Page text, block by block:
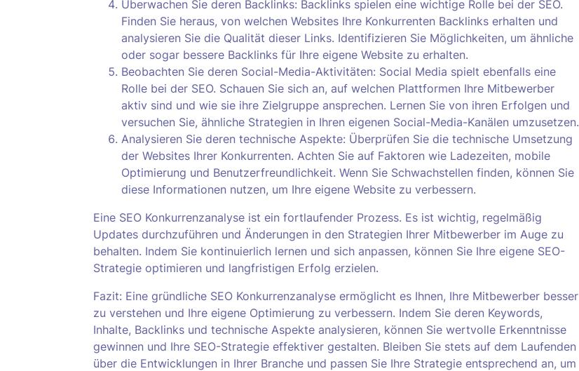
Überwachen Sie deren Backlinks: Backlinks spielen eine wichtige Rolle bei der SEO.
Finden Sie heraus, von welchen Websites Ihre Konkurrenten Backlinks erhalten und
analysieren Sie die Qualität dieser Links. Identifizieren Sie Möglichkeiten, um ähnliche
oder sogar bessere Backlinks für Ihre eigene Website zu erhalten.
Beobachten Sie deren Social-Media-Aktivitäten: Social Media spielt ebenfalls eine
Rolle bei der SEO. Schauen Sie sich an, auf welchen Plattformen Ihre Mitbewerber
aktiv sind und wie sie ihre Zielgruppe ansprechen. Lernen Sie von ihren Erfolgen und
versuchen Sie, ähnliche Strategien in Ihren eigenen Social-Media-Kanälen umzusetzen.
Analysieren Sie deren technische Aspekte: Überprüfen Sie die technische Umsetzung
der Websites Ihrer Konkurrenten. Achten Sie auf Faktoren wie Ladezeiten, mobile
Optimierung und Benutzerfreundlichkeit. Wenn Sie Schwachstellen finden, können Sie
diese Informationen nutzen, um Ihre eigene Website zu verbessern.
Eine SEO Konkurrenzanalyse ist ein fortlaufender Prozess. Es ist wichtig, regelmäßig
Updates durchzuführen und Änderungen in den Strategien Ihrer Mitbewerber im Auge zu
behalten. Indem Sie kontinuierlich lernen und sich anpassen, können Sie Ihre eigene SEO-
Strategie optimieren und langfristigen Erfolg erzielen.
Fazit: Eine gründliche SEO Konkurrenzanalyse ermöglicht es Ihnen, Ihre Mitbewerber besser
zu verstehen und Ihre eigene Optimierung zu verbessern. Indem Sie deren Keywords,
Inhalte, Backlinks und technische Aspekte analysieren, können Sie wertvolle Erkenntnisse
gewinnen und Ihre SEO-Strategie effektiver gestalten. Bleiben Sie stets auf dem Laufenden
über die Entwicklungen in Ihrer Branche und passen Sie Ihre Strategie entsprechend an, um